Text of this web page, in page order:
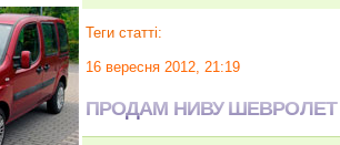
Теги статті:
16 вересня 2012, 21:19
ПРОДАМ НИВУ ШЕВРОЛЕТ